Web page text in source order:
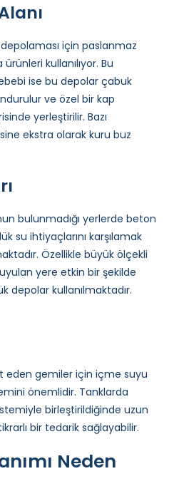
için paslanmaz
kullanılıyor. Bu
ise bu depolar çabuk
ve özel bir kap
yerleştirilir. Bazı
ekstra olarak kuru buz
bulunmadığı yerlerde beton
su ihtiyaçlarını karşılamak
Özellikle büyük ölçekli
yere etkin bir şekilde
depolar kullanılmaktadır.
eden gemiler için içme suyu
önemlidir. Tanklarda
birleştirildiğinde uzun
bir tedarik sağlayabilir.
Neden